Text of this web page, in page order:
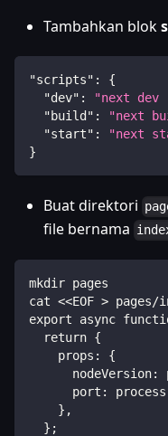
Tambahkan blok
"scripts" :
{
"dev" : "next dev -
"build" : "next
"start" :
"next
}
Buat direktori
file bernama
mkdir pages
cat <<EOF >
export async
  return {
    props: {
nodeVersion:
port:
    },
  };